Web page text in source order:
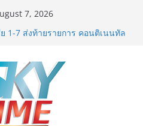
7, 2026
วีซ่าถูกต้องตามกฎหมาย พร้อมจ่อ
1-7 ส่งท้ายรายการ คอนติเนนทัล
Travel ดึงเอเย่นต์กว่า
งท่องเที่ยว Corporate ยกระดับ
ปลายทางคุณภาพ
มฤกษ์สายการบิน TransNusa